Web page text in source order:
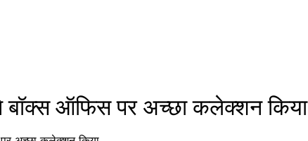
ऑफिस पर अच्छा कलेक्शन किया